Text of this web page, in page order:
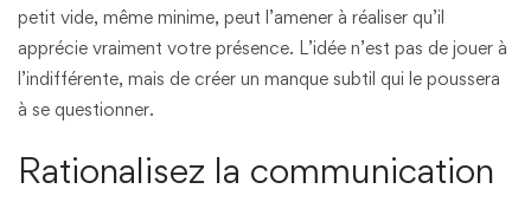
petit vide, même minime, peut l’amener à réaliser qu’il
apprécie vraiment votre présence. L’idée n’est pas de jouer à
l’indifférente, mais de créer un manque subtil qui le poussera
à se questionner.
Rationalisez la communication